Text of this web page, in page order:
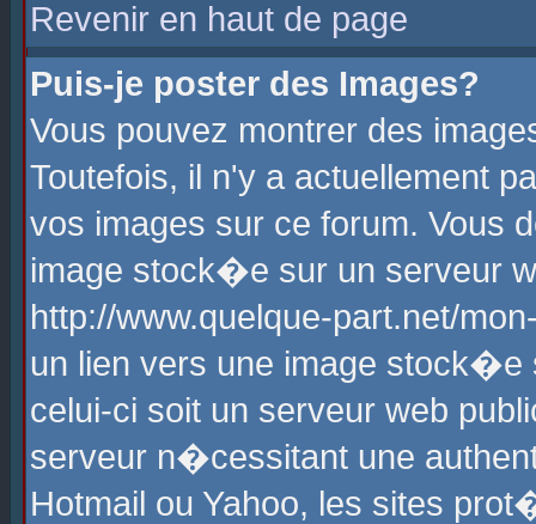
Revenir en haut de page
Puis-je poster des Images?
Vous pouvez montrer des
Toutefois, il n'y a actuellement
vos images sur ce forum. Vous
image stock�e sur un serveur
http://www.quelque-part.net/
un lien vers une image
celui-ci soit un serveur web
serveur n�cessitant une
Hotmail ou Yahoo, les sites